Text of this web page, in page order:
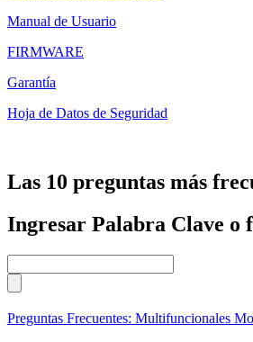
Manual de Usuario
FIRMWARE
Garantía
Hoja de Datos de Seguridad
Las 10 preguntas más
Ingresar Palabra Clave o
Preguntas Frecuentes: Multifuncionales